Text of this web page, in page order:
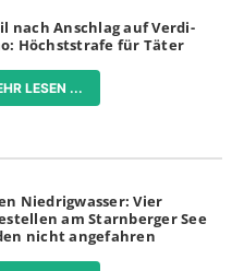
nach Anschlag auf Verdi-
Höchststrafe für Täter
LESEN ...
Niedrigwasser: Vier
am Starnberger See
nicht angefahren